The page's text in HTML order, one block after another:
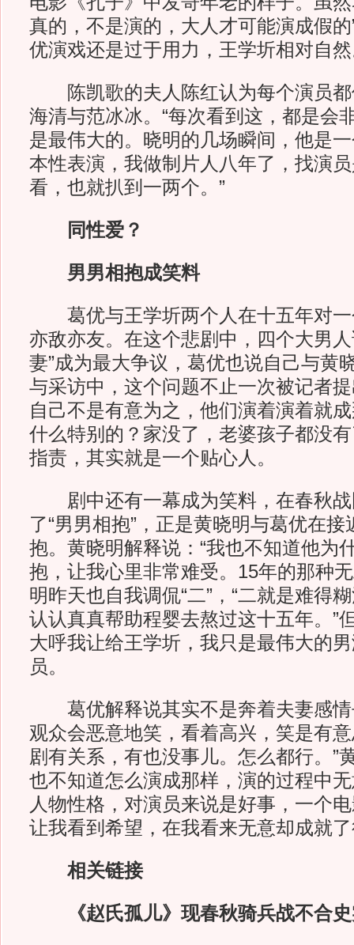
真的，不是演的，大人才可能演成假
优演戏还是过于用力，王学圻相对自
陈凯歌的夫人陈红认为每个演员都
海清与范冰冰。“每次看到这，都是会
是最伟大的。晓明的几场瞬间，他是
本性表演，我做制片人八年了，找演
看，也就扒到一两个。”
同性爱？
男男相抱成笑料
葛优与王学圻两个人在十五年对一
亦敌亦友。在这个悲剧中，四个大男
妻”成为最大争议，葛优也说自己与黄
与采访中，这个问题不止一次被记者
自己不是有意为之，他们演着演着就
什么特别的？家没了，老婆孩子都没
指责，其实就是一个贴心人。
剧中还有一幕成为笑料，在春秋战
了“男男相抱”，正是黄晓明与葛优在
抱。黄晓明解释说：“我也不知道他为
抱，让我心里非常难受。15年的那种
明昨天也自我调侃“二”，“二就是难得
认认真真帮助程婴去熬过这十五年。”
大呼我让给王学圻，我只是最伟大的
员。
葛优解释说其实不是奔着夫妻感情
观众会恶意地笑，看着高兴，笑是有
剧有关系，有也没事儿。怎么都行。”
也不知道怎么演成那样，演的过程中
人物性格，对演员来说是好事，一个
让我看到希望，在我看来无意却成就
相关链接
《赵氏孤儿》现春秋骑兵战不合史